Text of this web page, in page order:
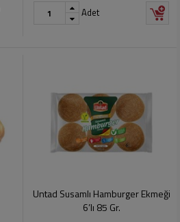
Adet
Untad Susamlı Hamburger Ekmeği
6’lı 85 Gr.